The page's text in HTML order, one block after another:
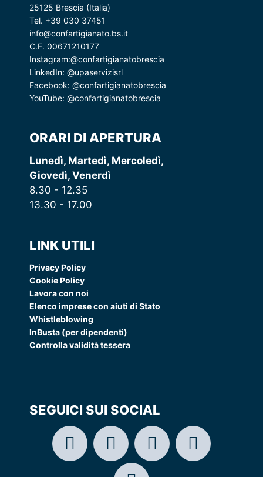
25125 Brescia (Italia)
Tel. +39 030 37451
info@confartigianato.bs.it
C.F. 00671210177
Instagram:@confartigianatobrescia
LinkedIn: @upaservizisrl
Facebook: @confartigianatobrescia
YouTube: @confartigianatobrescia
ORARI DI APERTURA
Lunedì, Martedì, Mercoledì,
Giovedì, Venerdì
8.30 - 12.35
13.30 - 17.00
LINK UTILI
Privacy Policy
Cookie Policy
Lavora con noi
Elenco imprese con aiuti di Stato
Whistleblowing
InBusta (per dipendenti)
Controlla validità tessera
SEGUICI SUI SOCIAL